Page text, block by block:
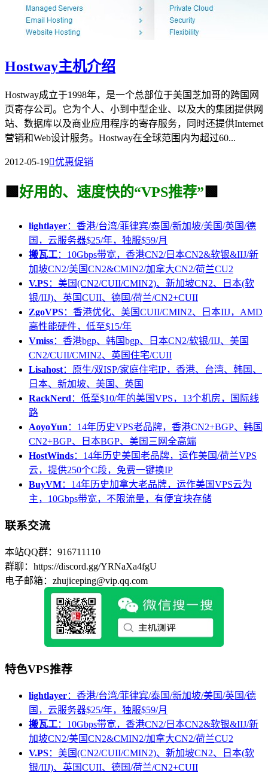
Hostway主机介绍
Hostway成立于1998年，是一个总部位于美国芝加哥的跨国网
页寄存公司。它为个人、小到中型企业、以及大的集团提供网
站、数据库以及商业应用程序的寄存服务，同时还提供Internet
营销和Web设计服务。Hostway在全球范围内为超过60...
2012-05-19优惠促销
🟩 好用的、速度快的“VPS推荐” 🟩
lightlayer：香港/台湾/菲律宾/泰国/新加坡/美国/英国/德
国，云服务器$25/年，独服$59/月
搬瓦工：10Gbps带宽，香港CN2/日本CN2&软银&IIJ/新
加坡CN2/美国CN2&CMIN2/加拿大CN2/荷兰CU2
V.PS：美国(CN2/CUII/CMIN2)、新加坡CN2、日本(软
银/IIJ)、英国CUII、德国/荷兰/CN2+CUII
ZgoVPS：香港优化、美国CUII/CMIN2、日本IIJ，AMD
高性能硬件，低至$15/年
Vmiss：香港bgp、韩国bgp、日本CN2/软银/IIJ、美国
CN2/CUII/CMIN2、英国住宅/CUII
Lisahost：原生/双ISP/家庭住宅IP，香港、台湾、韩国、
日本、新加坡、美国、英国
RackNerd ：低至$10/年的美国VPS，13个机房，国际线
路
AoyoYun ：14年历史VPS老品牌，香港CN2+BGP、韩国
CN2+BGP、日本BGP、美国三网全高端
HostWinds：14年历史美国老品牌，运作美国/荷兰VPS
云，提供250个C段，免费一键换IP
BuyVM：14年历史加拿大老品牌，运作美国VPS云为
主，10Gbps带宽，不限流量，有便宜块存储
联系交流
本站QQ群：916711110
群聊：https://discord.gg/YRNaXa4fgU
电子邮箱：zhujiceping@vip.qq.com
特色VPS推荐
lightlayer：香港/台湾/菲律宾/泰国/新加坡/美国/英国/德
国，云服务器$25/年，独服$59/月
搬瓦工：10Gbps带宽，香港CN2/日本CN2&软银&IIJ/新
加坡CN2/美国CN2&CMIN2/加拿大CN2/荷兰CU2
V.PS：美国(CN2/CUII/CMIN2)、新加坡CN2、日本(软
银/IIJ)、英国CUII、德国/荷兰/CN2+CUII